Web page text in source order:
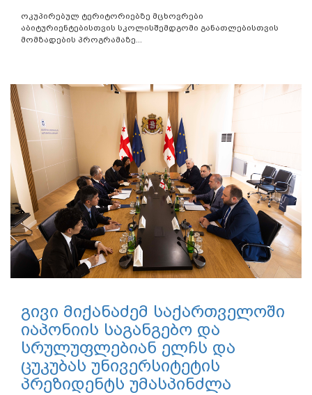
ოკუპირებულ ტერიტორიებზე მცხოვრები
აბიტურიენტებისთვის სკოლისშემდგომი განათლებისთვის
მომზადების პროგრამაზე...
გივი მიქანაძემ საქართველოში
იაპონიის საგანგებო და
სრულუფლებიან ელჩს და
ცუკუბას უნივერსიტეტის
პრეზიდენტს უმასპინძლა